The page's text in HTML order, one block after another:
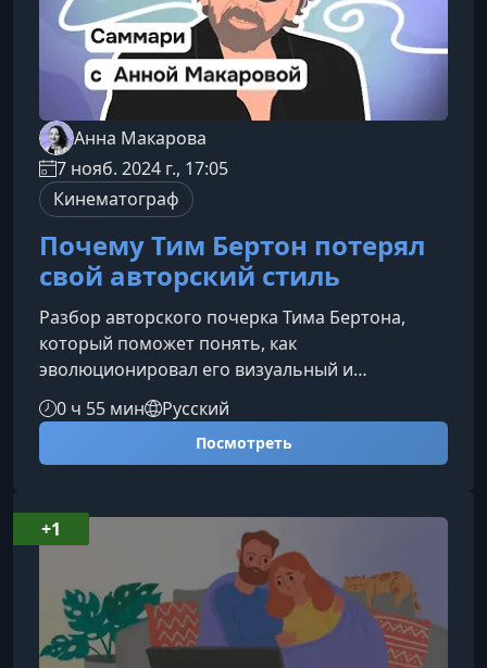
Анна Макарова
7 нояб. 2024 г., 17:05
Кинематограф
Почему Тим Бертон потерял
свой авторский стиль
Разбор авторского почерка Тима Бертона,
который поможет понять, как
эволюционировал его визуальный и
повествовательный стиль и почему многие
считают, что режиссер постепенно утратил
свою уникальность.Что вы узнаете на
сформировали «бертоновский» почерк, и
объясняет, почему они перестали
доминировать в его поздних проектах. Как
мрачная готика и гротеск работали в ранних
фильмах.
0 ч 55 мин Русский
Посмотреть
+1